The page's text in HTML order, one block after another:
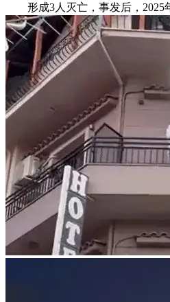
形成3人灭亡，事发后，2025年